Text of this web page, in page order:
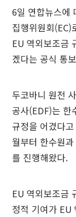
6일 연합뉴스에
집행위원회(EC)
EU 역외보조금
겠다는 공식 통
두코바니 원전
공사(EDF)는 한
규정을 어겼다
월부터 한수원
를 진행해왔다.
EU 역외보조금
정적 기여가 EU